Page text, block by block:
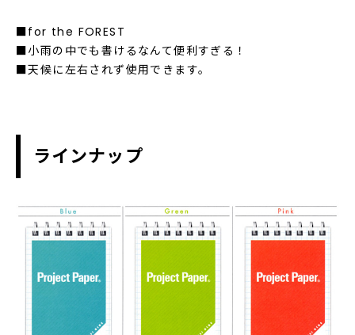
■for the FOREST
■小雨の中でも書けるなんて便利すぎる！
■天候に左右されず使用できます。
ラインナップ